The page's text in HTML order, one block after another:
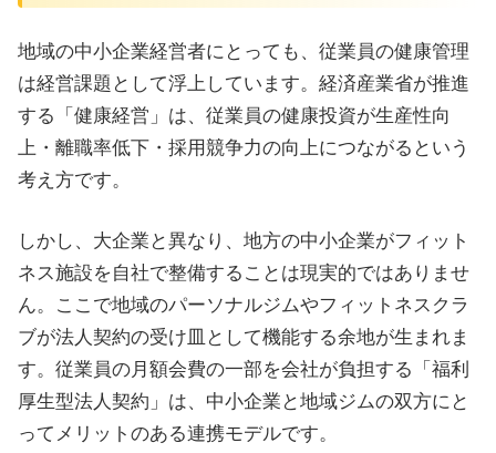
地域の中小企業経営者にとっても、従業員の健康管理
は経営課題として浮上しています。経済産業省が推進
する「健康経営」は、従業員の健康投資が生産性向
上・離職率低下・採用競争力の向上につながるという
考え方です。
しかし、大企業と異なり、地方の中小企業がフィット
ネス施設を自社で整備することは現実的ではありませ
ん。ここで地域のパーソナルジムやフィットネスクラ
ブが法人契約の受け皿として機能する余地が生まれま
す。従業員の月額会費の一部を会社が負担する「福利
厚生型法人契約」は、中小企業と地域ジムの双方にと
ってメリットのある連携モデルです。